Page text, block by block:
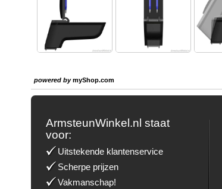
powered bymyShop.com
ArmsteunWinkel.nl staat
voor:
Uitstekende klantenservice
Scherpe prijzen
Vakmanschap!